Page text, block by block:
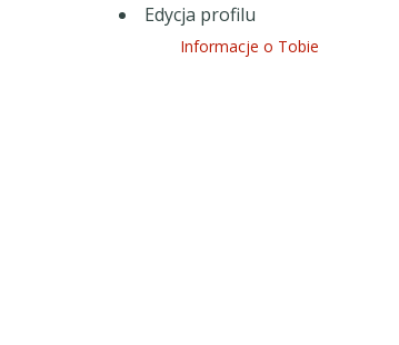
Edycja profilu
Informacje o Tobie